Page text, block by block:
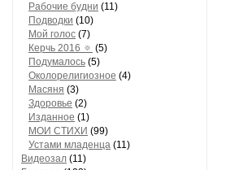
Рабочие будни (11)
Подводки (10)
Мой голос (7)
Керчь 2016 🔅 (5)
Подумалось (5)
Околорелигиозное (4)
Масяня (3)
Здоровье (2)
Изданное (1)
МОИ СТИХИ (99)
Устами младенца (11)
Видеозал (11)